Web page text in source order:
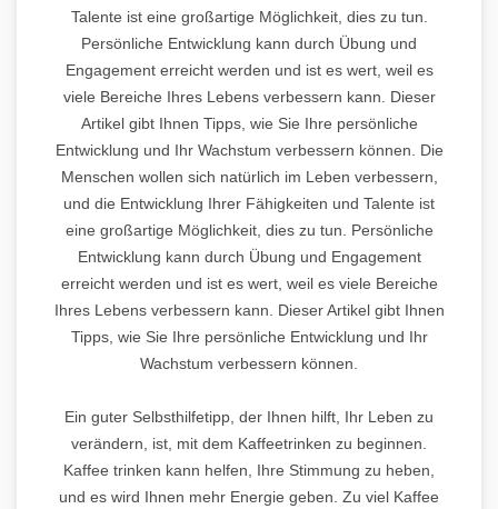
Talente ist eine großartige Möglichkeit, dies zu tun.
Persönliche Entwicklung kann durch Übung und
Engagement erreicht werden und ist es wert, weil es
viele Bereiche Ihres Lebens verbessern kann. Dieser
Artikel gibt Ihnen Tipps, wie Sie Ihre persönliche
Entwicklung und Ihr Wachstum verbessern können. Die
Menschen wollen sich natürlich im Leben verbessern,
und die Entwicklung Ihrer Fähigkeiten und Talente ist
eine großartige Möglichkeit, dies zu tun. Persönliche
Entwicklung kann durch Übung und Engagement
erreicht werden und ist es wert, weil es viele Bereiche
Ihres Lebens verbessern kann. Dieser Artikel gibt Ihnen
Tipps, wie Sie Ihre persönliche Entwicklung und Ihr
Wachstum verbessern können.
Ein guter Selbsthilfetipp, der Ihnen hilft, Ihr Leben zu
verändern, ist, mit dem Kaffeetrinken zu beginnen.
Kaffee trinken kann helfen, Ihre Stimmung zu heben,
und es wird Ihnen mehr Energie geben. Zu viel Kaffee